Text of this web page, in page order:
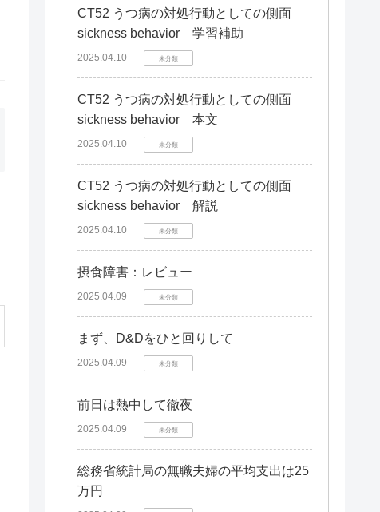
CT52 うつ病の対処行動としての側面
sickness behavior 学習補助
2025.04.10 未分類
CT52 うつ病の対処行動としての側面
sickness behavior 本文
2025.04.10 未分類
CT52 うつ病の対処行動としての側面
sickness behavior 解説
2025.04.10 未分類
摂食障害：レビュー
2025.04.09 未分類
まず、D&Dをひと回りして
2025.04.09 未分類
前日は熱中して徹夜
2025.04.09 未分類
総務省統計局の無職夫婦の平均支出は25
万円